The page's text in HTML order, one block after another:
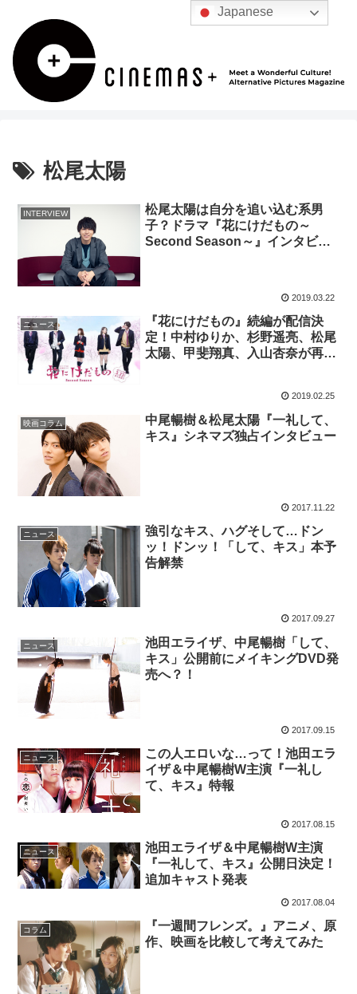
松尾太陽
INTERVIEW
松尾太陽は自分を追い込む系男
子？ドラマ『花にけだもの～
Second Season～』インタビュ
2019.03.22
ニュース
『花にけだもの』続編が配信決
定！中村ゆりか、杉野遥亮、松尾
太陽、甲斐翔真、入山杏奈が再集
2019.02.25
映画コラム
中尾暢樹＆松尾太陽『一礼して、
キス』シネマズ独占インタビュー
2017.11.22
ニュース
強引なキス、ハグそして…ドン
ッ！ドンッ！「して、キス」本予
告解禁
2017.09.27
ニュース
池田エライザ、中尾暢樹「して、
キス」公開前にメイキングDVD発
売へ？！
2017.09.15
ニュース
この人エロいな…って！池田エラ
イザ＆中尾暢樹W主演『一礼し
て、キス』特報
2017.08.15
ニュース
池田エライザ＆中尾暢樹W主演
『一礼して、キス』公開日決定！
追加キャスト発表
2017.08.04
コラム
『一週間フレンズ。』アニメ、原
作、映画を比較して考えてみた
Japanese